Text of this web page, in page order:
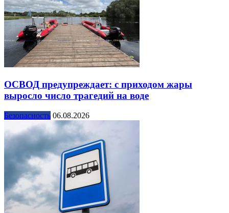
ОСВОД предупреждает: с приходом жары
выросло число трагедий на воде
Безопасность 06.08.2026